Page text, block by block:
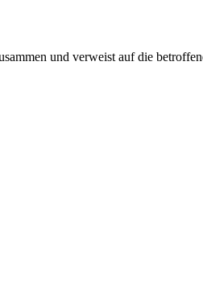
und verweist auf die